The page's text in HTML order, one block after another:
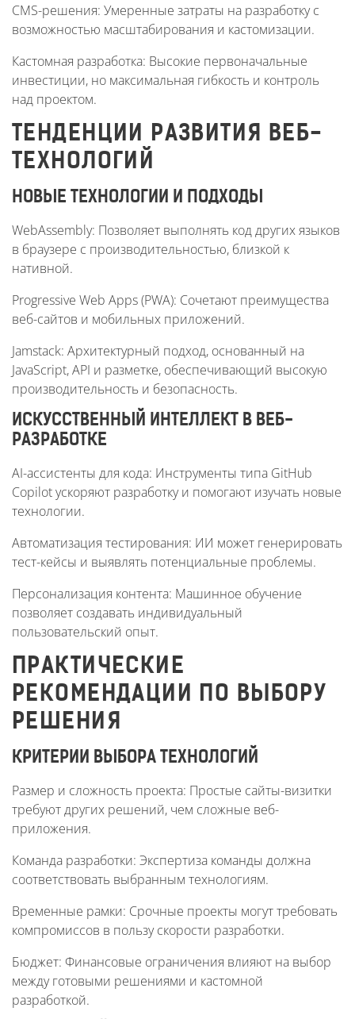
CMS-решения: Умеренные затраты на разработку с
возможностью масштабирования и кастомизации.
Кастомная разработка: Высокие первоначальные
инвестиции, но максимальная гибкость и контроль
над проектом.
ТЕНДЕНЦИИ РАЗВИТИЯ ВЕБ-
ТЕХНОЛОГИЙ
НОВЫЕ ТЕХНОЛОГИИ И ПОДХОДЫ
WebAssembly: Позволяет выполнять код других языков
в браузере с производительностью, близкой к
нативной.
Progressive Web Apps (PWA): Сочетают преимущества
веб-сайтов и мобильных приложений.
Jamstack: Архитектурный подход, основанный на
JavaScript, API и разметке, обеспечивающий высокую
производительность и безопасность.
ИСКУССТВЕННЫЙ ИНТЕЛЛЕКТ В ВЕБ-
РАЗРАБОТКЕ
AI-ассистенты для кода: Инструменты типа GitHub
Copilot ускоряют разработку и помогают изучать новые
технологии.
Автоматизация тестирования: ИИ может генерировать
тест-кейсы и выявлять потенциальные проблемы.
Персонализация контента: Машинное обучение
позволяет создавать индивидуальный
пользовательский опыт.
ПРАКТИЧЕСКИЕ
РЕКОМЕНДАЦИИ ПО ВЫБОРУ
РЕШЕНИЯ
КРИТЕРИИ ВЫБОРА ТЕХНОЛОГИЙ
Размер и сложность проекта: Простые сайты-визитки
требуют других решений, чем сложные веб-
приложения.
Команда разработки: Экспертиза команды должна
соответствовать выбранным технологиям.
Временные рамки: Срочные проекты могут требовать
компромиссов в пользу скорости разработки.
Бюджет: Финансовые ограничения влияют на выбор
между готовыми решениями и кастомной
разработкой.